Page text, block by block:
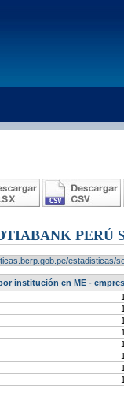
PERÚ
estadisticas/
institución en ME -